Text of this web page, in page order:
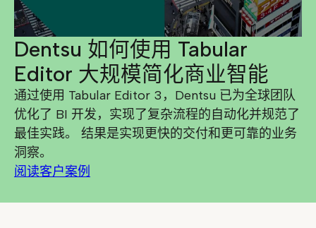
Dentsu 如何使用 Tabular
Editor 大规模简化商业智能
通过使用 Tabular Editor 3，Dentsu 已为全球团队
优化了 BI 开发，实现了复杂流程的自动化并规范了
最佳实践。 结果是实现更快的交付和更可靠的业务
洞察。
阅读客户案例